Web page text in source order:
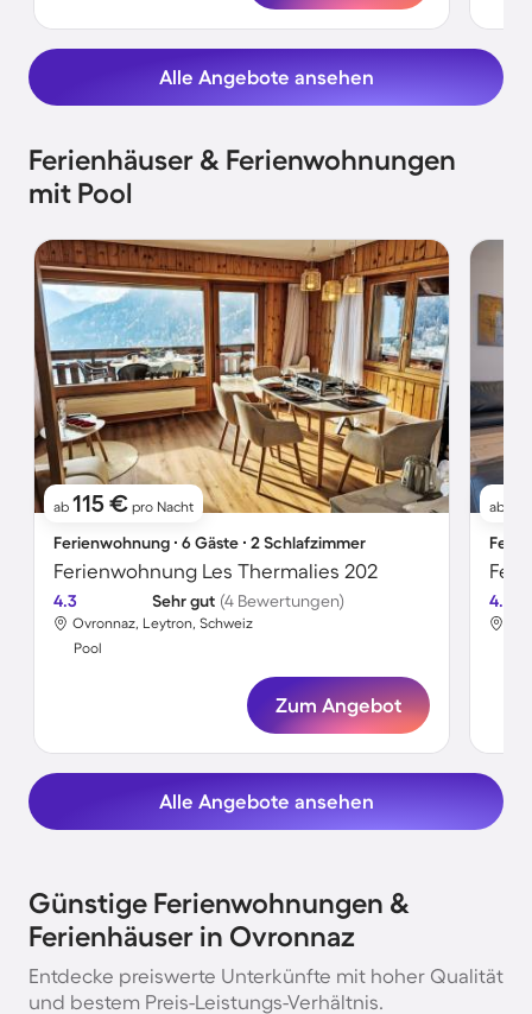
Alle Angebote ansehen
Ferienhäuser & Ferienwohnungen
mit Pool
ab 115 € pro Nacht
Ferienwohnung ∙ 6 Gäste ∙ 2 Schlafzimmer
Ferienwohnung Les Thermalies 202
4.3 Sehr gut (4 Bewertungen)
Ovronnaz, Leytron, Schweiz
Pool
Zum Angebot
ab
4.7
Alle Angebote ansehen
Günstige Ferienwohnungen &
Ferienhäuser in Ovronnaz
Entdecke preiswerte Unterkünfte mit hoher Qualität
und bestem Preis-Leistungs-Verhältnis.